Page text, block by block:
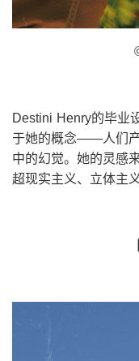
Destini Henry的毕业
于她的概念——人们产
中的幻觉。她的灵感
超现实主义、立体主